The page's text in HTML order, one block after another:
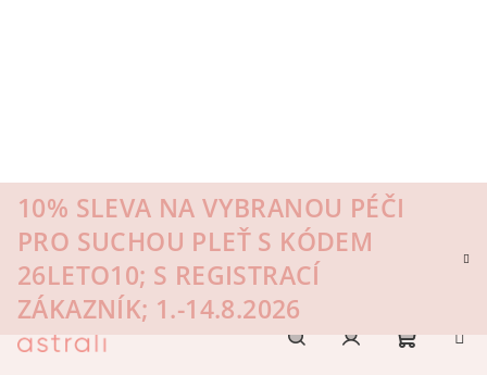
10% SLEVA NA VYBRANOU PÉČI
PRO SUCHOU PLEŤ S KÓDEM
26LETO10; S REGISTRACÍ
ZÁKAZNÍK; 1.-14.8.2026